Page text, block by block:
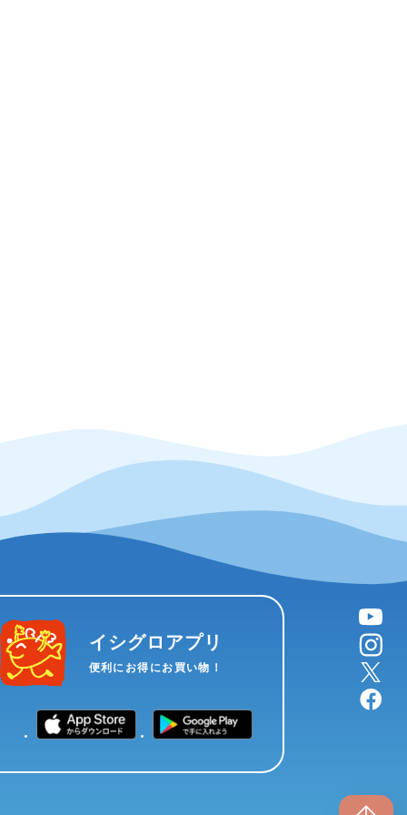
イシグロアプリ
便利にお得にお買い物！
YouTube
instagram
X
facebook